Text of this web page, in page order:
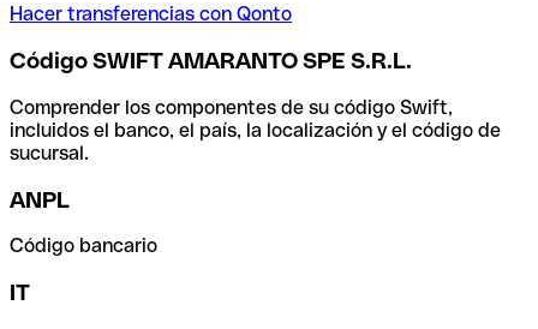
Hacer transferencias con Qonto
Código SWIFT AMARANTO SPE S.R.L.
Comprender los componentes de su código Swift,
incluidos el banco, el país, la localización y el código de
sucursal.
ANPL
Código bancario
IT